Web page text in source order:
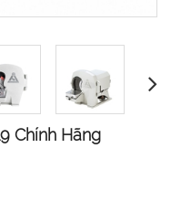
Chính Hãng